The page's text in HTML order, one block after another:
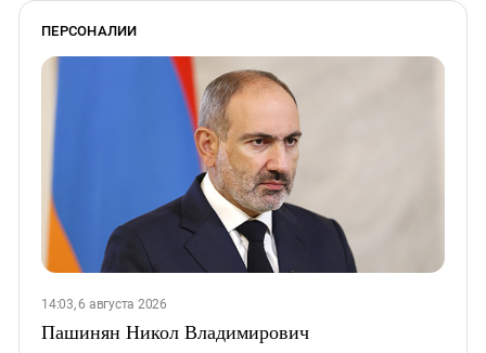
ПЕРСОНАЛИИ
14:03, 6 августа 2026
Пашинян Никол Владимирович